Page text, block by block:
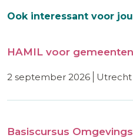
Ook interessant voor jou
HAMIL voor
2 september 2026 utrecht
Basiscursus